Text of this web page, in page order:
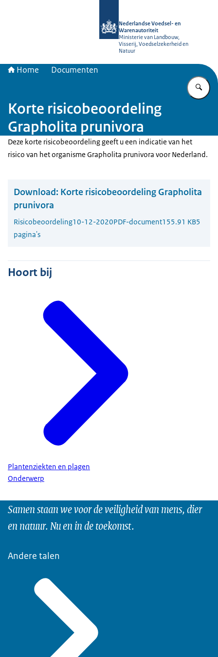
Nederlandse Voedsel- en
Warenautoriteit
Ministerie van Landbouw,
Visserij, Voedselzekerheid en
Natuur
Home Documenten
Korte risicobeoordeling
Grapholita prunivora
Deze korte risicobeoordeling geeft u een indicatie van het
risico van het organisme Grapholita prunivora voor Nederland.
Download: Korte risicobeoordeling Grapholita
prunivora
Risicobeoordeling10-12-2020PDF-document155.91 KB5
pagina's
Hoort bij
Plantenziekten en plagen
Onderwerp
Samen staan we voor de veiligheid van mens, dier
en natuur. Nu en in de toekomst.
Andere talen